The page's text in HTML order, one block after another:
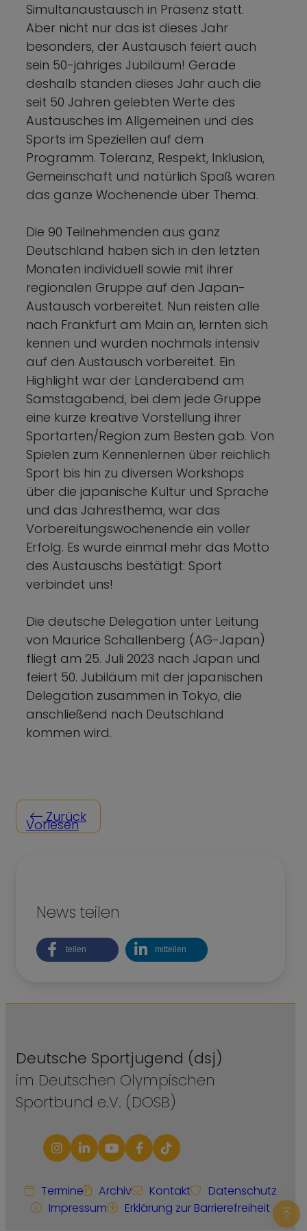
Simultanaustausch in Präsenz statt.
Aber nicht nur das ist dieses Jahr
besonders, der Austausch feiert auch
sein 50-jähriges Jubiläum! Gerade
deshalb standen dieses Jahr auch die
seit 50 Jahren gelebten Werte des
Austausches im Allgemeinen und des
Sports im Speziellen auf dem
Programm. Toleranz, Respekt, Inklusion,
Gemeinschaft und natürlich Spaß waren
das ganze Wochenende über Thema.
Die 90 Teilnehmenden aus ganz
Deutschland haben sich in den letzten
Monaten individuell sowie mit ihrer
regionalen Gruppe auf den Japan-
Austausch vorbereitet. Nun reisten alle
nach Frankfurt am Main an, lernten sich
kennen und wurden nochmals intensiv
auf den Austausch vorbereitet. Ein
Highlight war der Länderabend am
Samstagabend, bei dem jede Gruppe
eine kurze kreative Vorstellung ihrer
Sportarten/Region zum Besten gab. Von
Spielen zum Kennenlernen über reichlich
Sport bis hin zu diversen Workshops
über die japanische Kultur und Sprache
und das Jahresthema, war das
Vorbereitungswochenende ein voller
Erfolg. Es wurde einmal mehr das Motto
des Austauschs bestätigt: Sport
verbindet uns!
Die deutsche Delegation unter Leitung
von Maurice Schallenberg (AG-Japan)
fliegt am 25. Juli 2023 nach Japan und
feiert 50. Jubiläum mit der japanischen
Delegation zusammen in Tokyo, die
anschließend nach Deutschland
kommen wird.
Zurück
Vorlesen
News teilen
teilen mitteilen
Deutsche Sportjugend (dsj)
im Deutschen Olympischen
Sportbund e.V. (DOSB)
Termine Archiv Kontakt
Datenschutz
Impressum
Erklärung zur Barrierefreiheit